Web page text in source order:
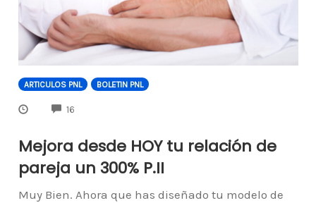
ARTICULOS PNL BOLETIN PNL
16
Mejora desde HOY tu relación de
pareja un 300% P.II
Muy Bien. Ahora que has diseñado tu modelo de